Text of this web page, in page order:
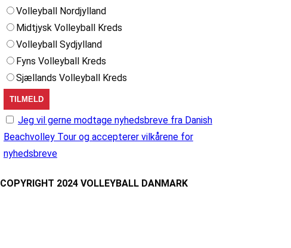
Volleyball Nordjylland
Midtjysk Volleyball Kreds
Volleyball Sydjylland
Fyns Volleyball Kreds
Sjællands Volleyball Kreds
Jeg vil gerne modtage nyhedsbreve fra Danish
Beachvolley Tour og accepterer vilkårene for
nyhedsbreve
COPYRIGHT 2024 VOLLEYBALL DANMARK